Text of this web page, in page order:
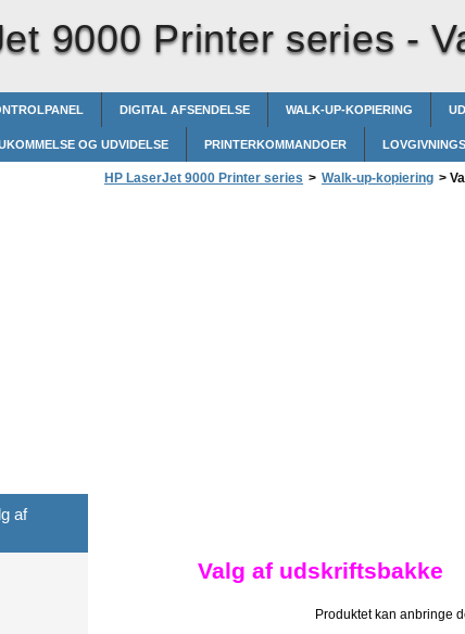
9000 Printer series -
DIGITAL AFSENDELSE WALK-UP-KOPIERING
OG UDVIDELSE PRINTERKOMMANDOER
HP LaserJet 9000 Printer series > Walk-up-kopiering >
Valg af udskriftsbakke
Produktet kan anbringe
af